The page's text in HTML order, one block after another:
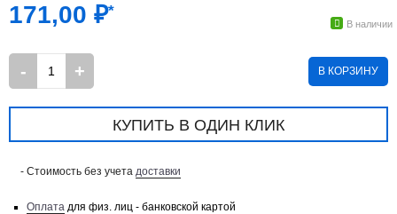
171,00 ₽*
В наличии
В КОРЗИНУ
КУПИТЬ В ОДИН КЛИК
- Стоимость без учета доставки
Оплата для физ. лиц - банковской картой